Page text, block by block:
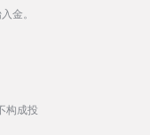
金。
构成投